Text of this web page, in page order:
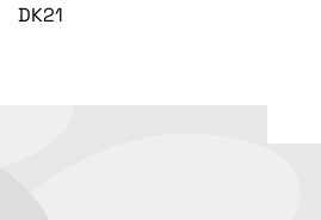
DK21